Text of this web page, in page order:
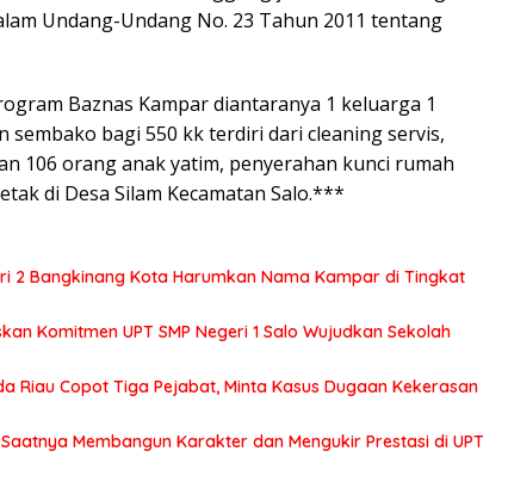
Undang-Undang No. 23 Tahun 2011 tentang
Baznas Kampar diantaranya 1 keluarga 1
sembako bagi 550 kk terdiri dari cleaning servis,
106 orang anak yatim, penyerahan kunci rumah
di Desa Silam Kecamatan Salo.***
2 Bangkinang Kota Harumkan Nama Kampar di Tingkat
Komitmen UPT SMP Negeri 1 Salo Wujudkan Sekolah
Riau Copot Tiga Pejabat, Minta Kasus Dugaan Kekerasan
Membangun Karakter dan Mengukir Prestasi di UPT